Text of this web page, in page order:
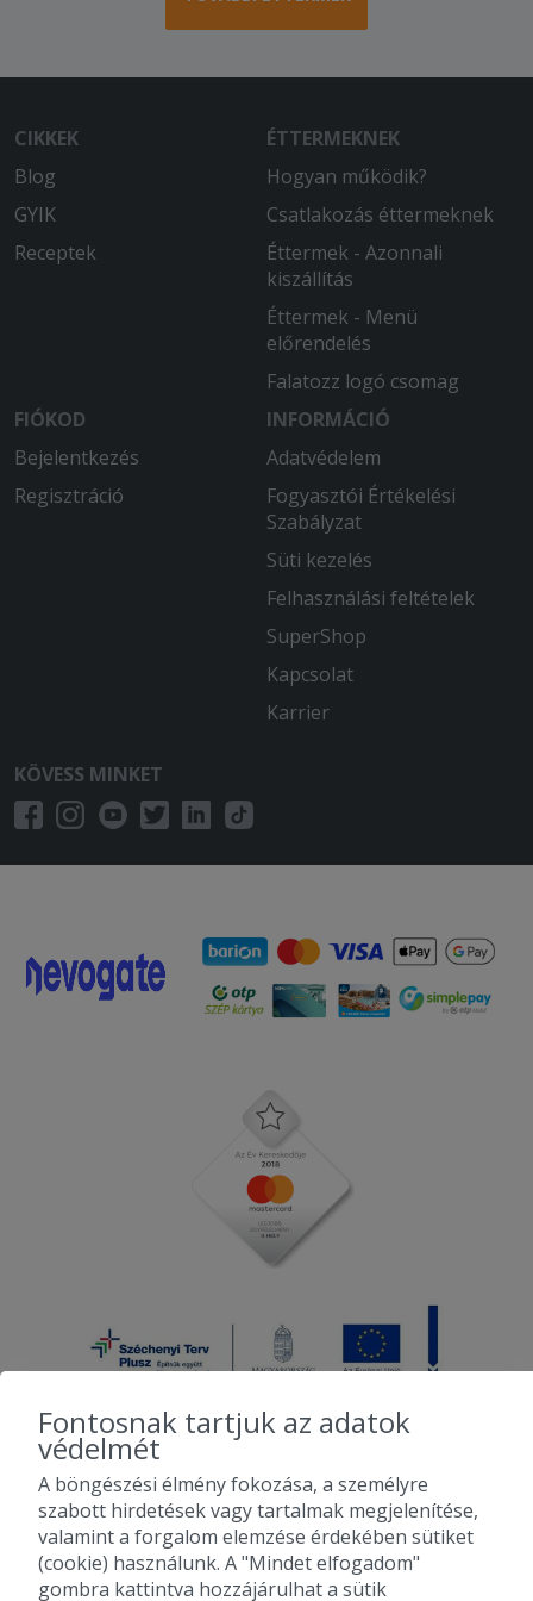
CIKKEK
Blog
GYIK
Receptek
ÉTTERMEKNEK
Hogyan működik?
Csatlakozás éttermeknek
Éttermek - Azonnali
kiszállítás
Éttermek - Menü
előrendelés
Falatozz logó csomag
FIÓKOD
Bejelentkezés
Regisztráció
INFORMÁCIÓ
Adatvédelem
Fogyasztói Értékelési
Szabályzat
Süti kezelés
Felhasználási feltételek
SuperShop
Kapcsolat
Karrier
KÖVESS MINKET
2010-2026 Copyright - Falatozz.hu - Diston-line Kft.
Pizza, gyros, hamburger, menük kedvező áron, egy helyen az összes
étterem ajánlata.
Fontosnak tartjuk az adatok
védelmét
A böngészési élmény fokozása, a személyre
szabott hirdetések vagy tartalmak megjelenítése,
valamint a forgalom elemzése érdekében sütiket
(cookie) használunk. A "Mindet elfogadom"
gombra kattintva hozzájárulhat a sütik